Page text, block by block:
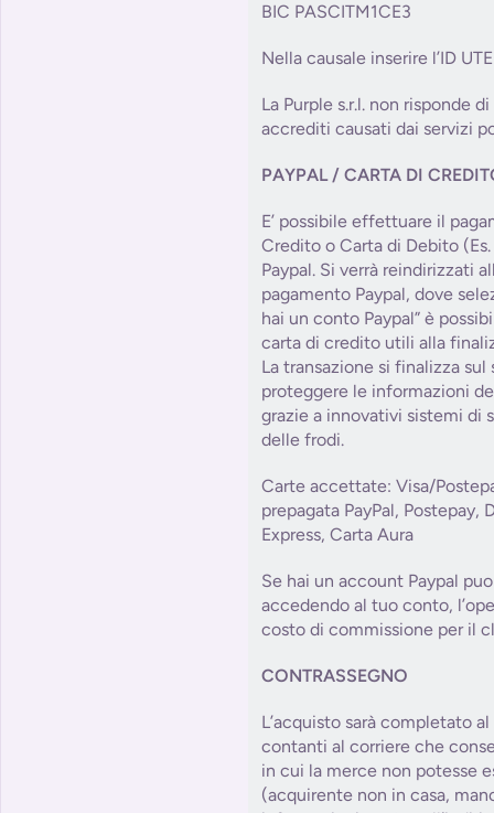
BIC PASCITM1CE3
Nella causale inserire l’ID
La Purple s.r.l. non risponde
accrediti causati dai servizi
PAYPAL / CARTA DI
E’ possibile effettuare il
Credito o Carta di Debito
Paypal. Si verrà reindirizzati
pagamento Paypal, dove
hai un conto Paypal” è
carta di credito utili alla
La transazione si finalizza
proteggere le informazioni
grazie a innovativi sistemi di
delle frodi.
Carte accettate: Visa/
prepagata PayPal, Postepay,
Express, Carta Aura
Se hai un account Paypal
accedendo al tuo conto,
costo di commissione per il
CONTRASSEGNO
L’acquisto sarà completato
contanti al corriere che
in cui la merce non potesse
(acquirente non in casa,